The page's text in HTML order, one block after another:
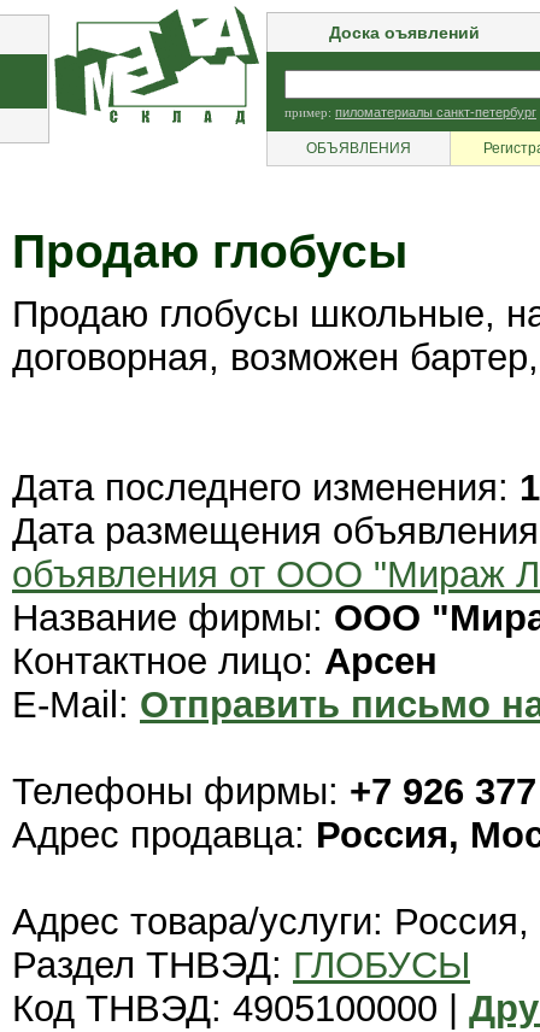
Доска оъявлений
пример: пиломатериалы санкт-петербург
ОБЪЯВЛЕНИЯ
Продаю глобусы
Продаю глобусы школьные,
договорная, возможен
Дата последнего изменения:
Дата размещения
объявления от ООО "Мираж
Название фирмы: ООО
Контактное лицо: Арсен
E-Mail: Отправить письмо
Телефоны фирмы: +7 926
Адрес продавца: Россия,
Адрес товара/услуги:
Раздел ТНВЭД: ГЛОБУСЫ
Код ТНВЭД: 4905100000 |